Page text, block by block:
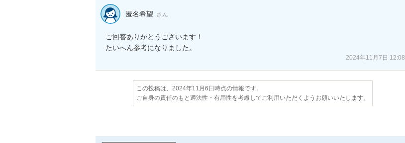
匿名希望 さん
ご回答ありがとうございます！
たいへん参考になりました。
2024年11月7日 12:08
この投稿は、2024年11月6日時点の情報です。
ご自身の責任のもと適法性・有用性を考慮してご利用いただくようお願いいたします。